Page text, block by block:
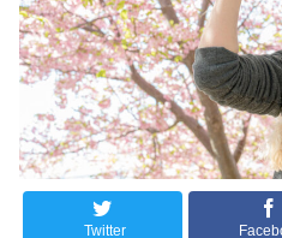
Twitter